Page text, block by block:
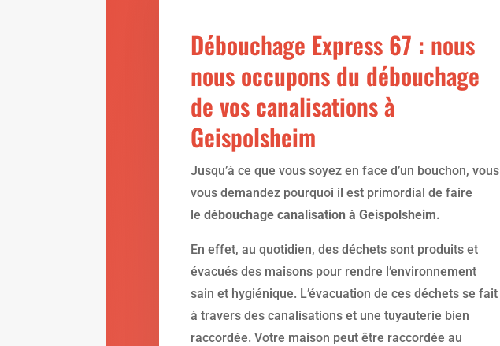
Débouchage Express 67 : nous
nous occupons du débouchage
de vos canalisations à
Geispolsheim
Jusqu’à ce que vous soyez en face d’un bouchon, vous
vous demandez pourquoi il est primordial de faire
le débouchage canalisation à Geispolsheim.
En effet, au quotidien, des déchets sont produits et
évacués des maisons pour rendre l’environnement
sain et hygiénique. L’évacuation de ces déchets se fait
à travers des canalisations et une tuyauterie bien
raccordée. Votre maison peut être raccordée au